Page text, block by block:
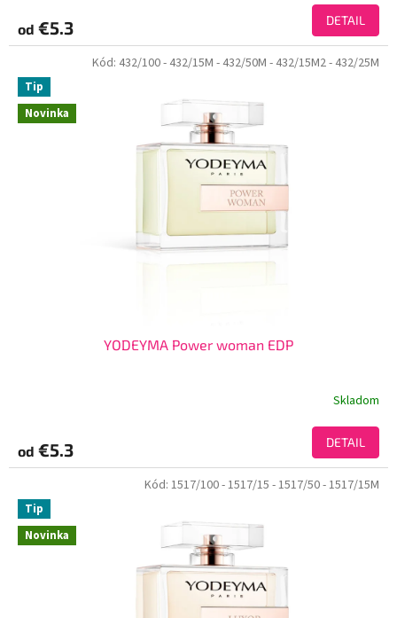
od €5.3 DETAIL
Novinka
Tip
YODEYMA Power woman EDP
Skladom
od €5.3 DETAIL
Kód: 432/100- 432/15M - 432/50M - 432/15M2- 432/25M
Novinka
Tip
Kód: 1517/100- 1517/15 - 1517/50- 1517/15M